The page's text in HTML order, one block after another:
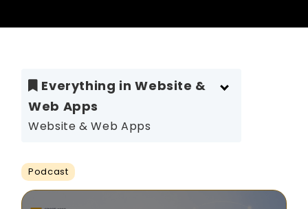
Everything in Website &
Web Apps
Website & Web Apps
Podcast